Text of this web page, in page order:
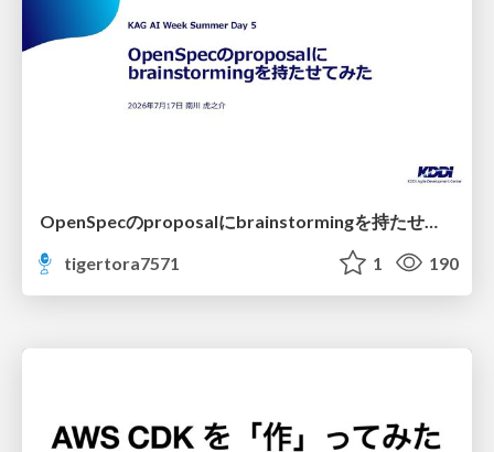
tigertora7571
1 190